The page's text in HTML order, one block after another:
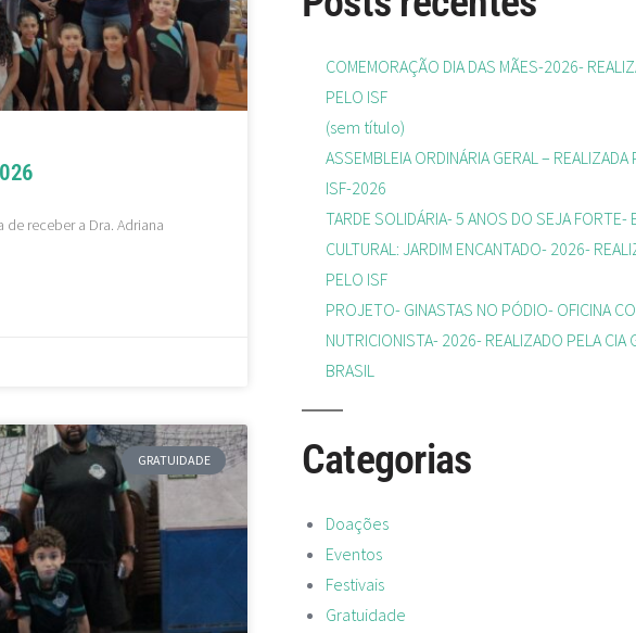
receber a Dra. Adriana
GRATUIDADE
COMEMORAÇÃO DIA DAS MÃES-2026-
PELO ISF
(sem título)
ASSEMBLEIA ORDINÁRIA GERAL – REALIZADA
ISF-2026
TARDE SOLIDÁRIA- 5 ANOS DO SEJA FORTE-
CULTURAL: JARDIM ENCANTADO- 2026-
PELO ISF
PROJETO- GINASTAS NO PÓDIO- OFICINA
NUTRICIONISTA- 2026- REALIZADO PELA CIA
BRASIL
Categorias
Doações
Eventos
Festivais
Gratuidade